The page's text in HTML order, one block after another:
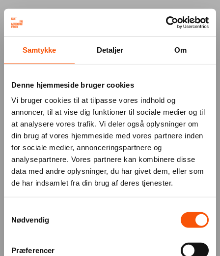
Samtykke Detaljer Om
Denne hjemmeside bruger cookies
Vi bruger cookies til at tilpasse vores indhold og
annoncer, til at vise dig funktioner til sociale medier og til
at analysere vores trafik. Vi deler også oplysninger om
din brug af vores hjemmeside med vores partnere inden
for sociale medier, annonceringspartnere og
analysepartnere. Vores partnere kan kombinere disse
data med andre oplysninger, du har givet dem, eller som
de har indsamlet fra din brug af deres tjenester.
Nødvendig
Præferencer
Your browser was unable to load
again in a few moments and make sure not
to use ad-blockers.